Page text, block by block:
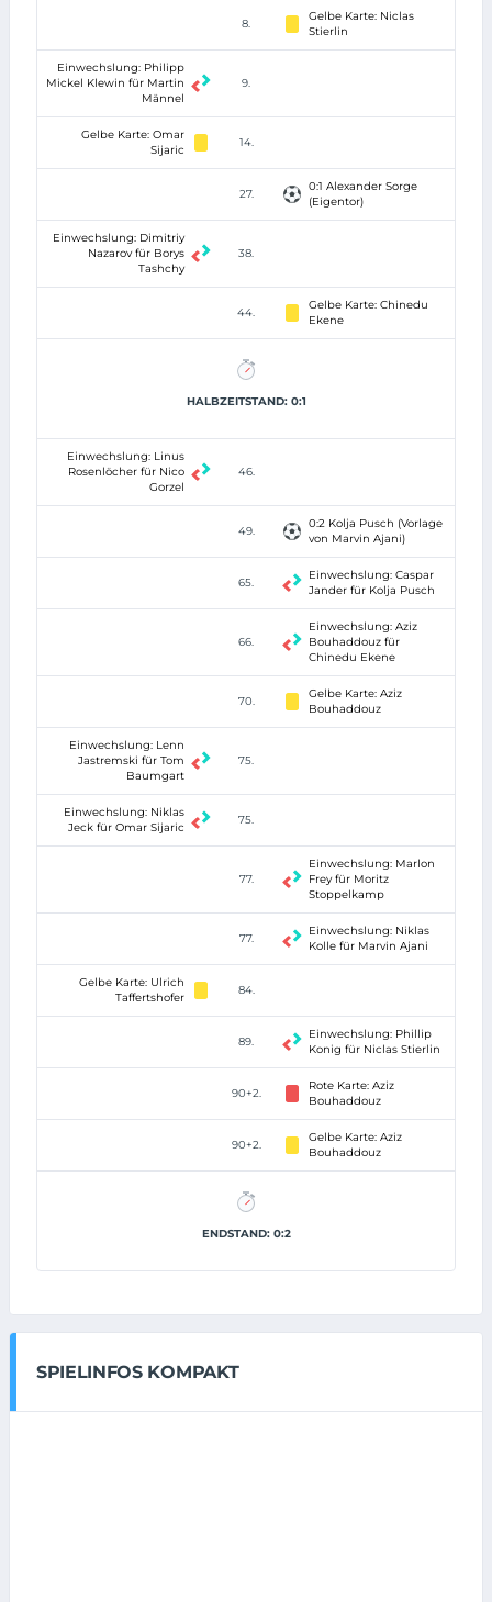
8.
Gelbe Karte: Niclas
Stierlin
Einwechslung: Philipp
Mickel Klewin für Martin
Männel
9.
Gelbe Karte: Omar
Sijaric
14.
27.
0:1 Alexander Sorge
(Eigentor)
Einwechslung: Dimitriy
Nazarov für Borys
Tashchy
38.
44.
Gelbe Karte: Chinedu
Ekene
HALBZEITSTAND: 0:1
Einwechslung: Linus
Rosenlöcher für Nico
Gorzel
46.
49.
0:2 Kolja Pusch (Vorlage
von Marvin Ajani)
65.
Einwechslung: Caspar
Jander für Kolja Pusch
66.
Einwechslung: Aziz
Bouhaddouz für
Chinedu Ekene
70.
Gelbe Karte: Aziz
Bouhaddouz
Einwechslung: Lenn
Jastremski für Tom
Baumgart
75.
Einwechslung: Niklas
Jeck für Omar Sijaric
75.
77.
Einwechslung: Marlon
Frey für Moritz
Stoppelkamp
77.
Einwechslung: Niklas
Kolle für Marvin Ajani
Gelbe Karte: Ulrich
Taffertshofer
84.
89.
Einwechslung: Phillip
Konig für Niclas Stierlin
90+2.
Rote Karte: Aziz
Bouhaddouz
90+2.
Gelbe Karte: Aziz
Bouhaddouz
ENDSTAND: 0:2
SPIELINFOS KOMPAKT